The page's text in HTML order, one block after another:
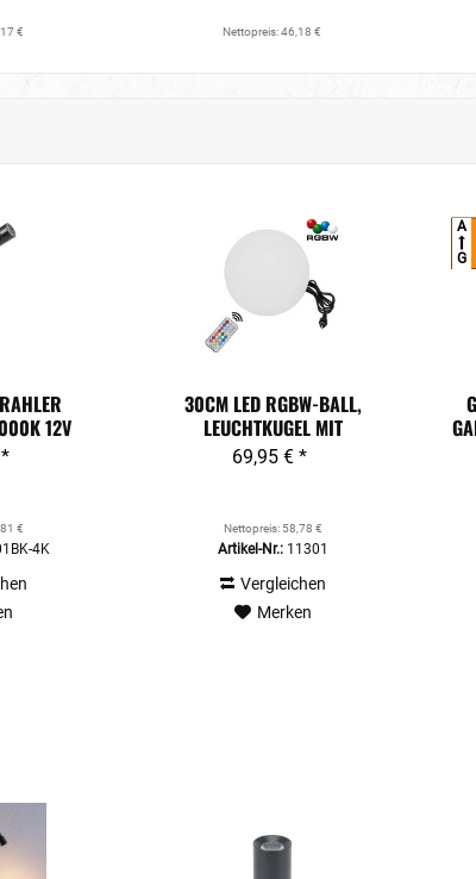
€ Nettopreis: 46,18 €
12V
€
4K
30CM LED RGBW-BALL,
LEUCHTKUGEL MIT
FARBWECHSEL...
69,95 € *
Nettopreis: 58,78 €
Artikel-Nr.:11301
Vergleichen
Merken
A
G